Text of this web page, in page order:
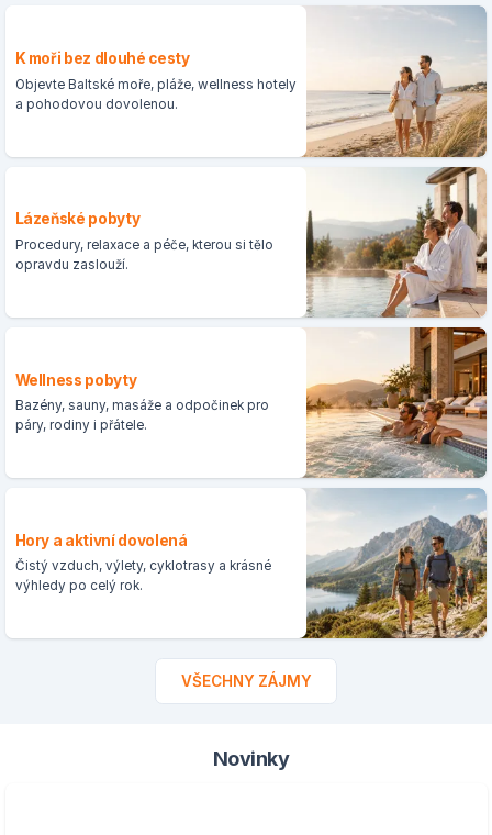
K moři bez dlouhé cesty
Objevte Baltské moře, pláže, wellness hotely
a pohodovou dovolenou.
Lázeňské pobyty
Procedury, relaxace a péče, kterou si tělo
opravdu zaslouží.
Wellness pobyty
Bazény, sauny, masáže a odpočinek pro
páry, rodiny i přátele.
Hory a aktivní dovolená
Čistý vzduch, výlety, cyklotrasy a krásné
výhledy po celý rok.
VŠECHNY ZÁJMY
Novinky